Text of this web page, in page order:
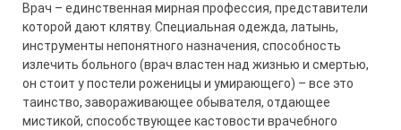
Врач – един­ственная мирная профессия, представители
которой дают клятву. Специальная одежда, латынь,
инструменты непонятного назначения, способность
излечить больного (врач властен над жизнью и смертью,
он стоит у постели роженицы и умирающего) – все это
таинство, завораживающее обывателя, отдающее
мистикой, способствующее кастовости врачебного